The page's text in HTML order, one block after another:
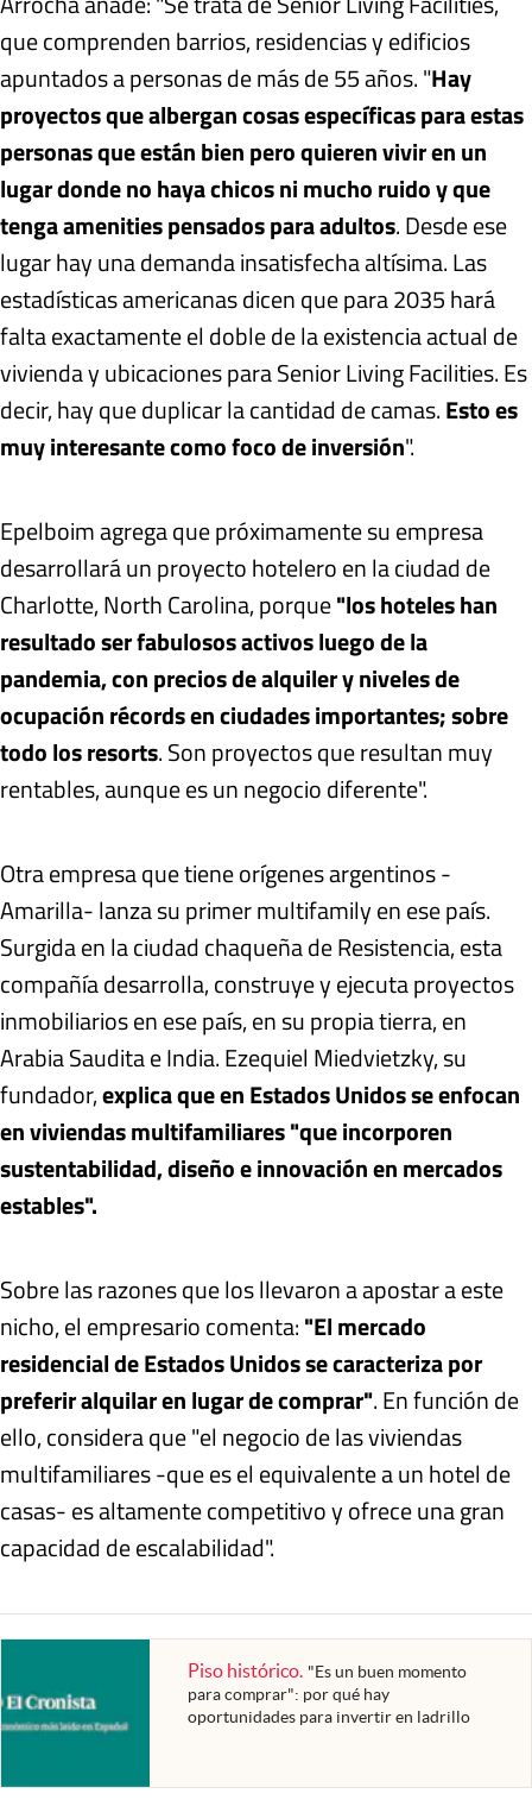
que comprenden barrios, residencias y edificios
apuntados a personas de más de 55 años. "Hay
proyectos que albergan cosas específicas para estas
personas que están bien pero quieren vivir en un
lugar donde no haya chicos ni mucho ruido y que
tenga amenities pensados para adultos. Desde ese
lugar hay una demanda insatisfecha altísima. Las
estadísticas americanas dicen que para 2035 hará
falta exactamente el doble de la existencia actual de
vivienda y ubicaciones para Senior Living Facilities. Es
decir, hay que duplicar la cantidad de camas.Esto es
muy interesante como foco de inversión".
Epelboim agrega que próximamente su empresa
desarrollará un proyecto hotelero en la ciudad de
Charlotte, North Carolina, porque"los hoteles han
resultado ser fabulosos activos luego de la
pandemia, con precios de alquiler y niveles de
ocupación récords en ciudades importantes; sobre
todo los resorts. Son proyectos que resultan muy
rentables, aunque es un negocio diferente".
Otra empresa que tiene orígenes argentinos -
Amarilla- lanza su primer multifamily en ese país.
Surgida en la ciudad chaqueña de Resistencia, esta
compañía desarrolla, construye y ejecuta proyectos
inmobiliarios en ese país, en su propia tierra, en
Arabia Saudita e India. Ezequiel Miedvietzky, su
fundador,explica que en Estados Unidos se enfocan
en viviendas multifamiliares "que incorporen
sustentabilidad, diseño e innovación en mercados
estables".
Sobre las razones que los llevaron a apostar a este
nicho, el empresario comenta:"El mercado
residencial de Estados Unidos se caracteriza por
preferir alquilar en lugar de comprar". En función de
ello, considera que "el negocio de las viviendas
multifamiliares -que es el equivalente a un hotel de
casas- es altamente competitivo y ofrece una gran
capacidad de escalabilidad".
Piso histórico. "Es un buen momento
para comprar": por qué hay
oportunidades para invertir en ladrillo